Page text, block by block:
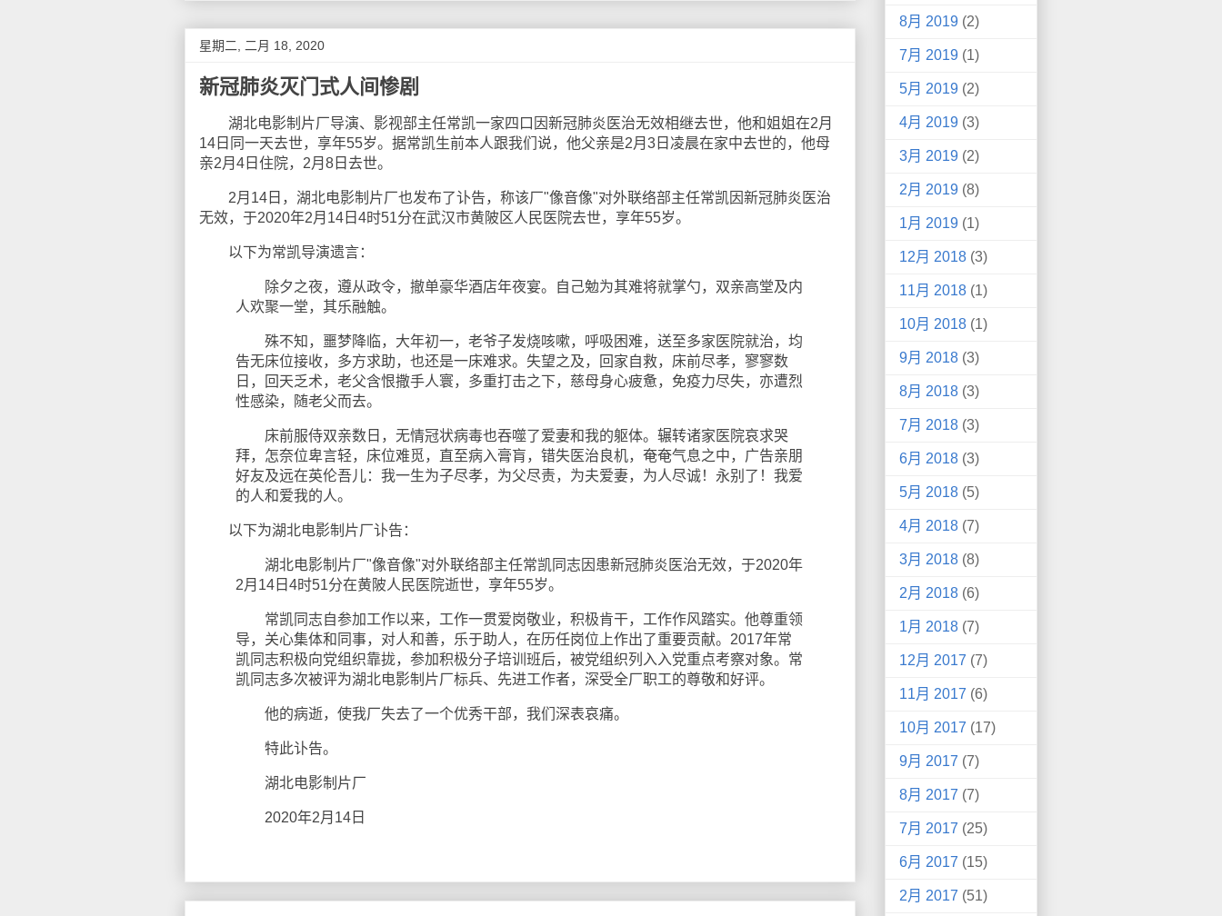
星期二, 二月 18, 2020
新冠肺炎灭门式人间惨剧
湖北电影制片厂导演、影视部主任常凯一家四口因新冠肺炎医治无效相继去世，他和姐姐在2月
14日同一天去世，享年55岁。据常凯生前本人跟我们说，他父亲是2月3日凌晨在家中去世的，他母
亲2月4日住院，2月8日去世。
2月14日，湖北电影制片厂也发布了讣告，称该厂"像音像"对外联络部主任常凯因新冠肺炎医治
无效，于2020年2月14日4时51分在武汉市黄陂区人民医院去世，享年55岁。
以下为常凯导演遗言：
除夕之夜，遵从政令，撤单豪华酒店年夜宴。自己勉为其难将就掌勺，双亲高堂及内
人欢聚一堂，其乐融触。
殊不知，噩梦降临，大年初一，老爷子发烧咳嗽，呼吸困难，送至多家医院就治，均
告无床位接收，多方求助，也还是一床难求。失望之及，回家自救，床前尽孝，寥寥数
日，回天乏术，老父含恨撒手人寰，多重打击之下，慈母身心疲惫，免疫力尽失，亦遭烈
性感染，随老父而去。
床前服侍双亲数日，无情冠状病毒也吞噬了爱妻和我的躯体。辗转诸家医院哀求哭
拜，怎奈位卑言轻，床位难觅，直至病入膏肓，错失医治良机，奄奄气息之中，广告亲朋
好友及远在英伦吾儿：我一生为子尽孝，为父尽责，为夫爱妻，为人尽诚！永别了！我爱
的人和爱我的人。
以下为湖北电影制片厂讣告：
湖北电影制片厂"像音像"对外联络部主任常凯同志因患新冠肺炎医治无效，于2020年
2月14日4时51分在黄陂人民医院逝世，享年55岁。
常凯同志自参加工作以来，工作一贯爱岗敬业，积极肯干，工作作风踏实。他尊重领
导，关心集体和同事，对人和善，乐于助人，在历任岗位上作出了重要贡献。2017年常
凯同志积极向党组织靠拢，参加积极分子培训班后，被党组织列入入党重点考察对象。常
凯同志多次被评为湖北电影制片厂标兵、先进工作者，深受全厂职工的尊敬和好评。
他的病逝，使我厂失去了一个优秀干部，我们深表哀痛。
特此讣告。
湖北电影制片厂
2020年2月14日
8月 2019 (2)
7月 2019 (1)
5月 2019 (2)
4月 2019 (3)
3月 2019 (2)
2月 2019 (8)
1月 2019 (1)
12月 2018 (3)
11月 2018 (1)
10月 2018 (1)
9月 2018 (3)
8月 2018 (3)
7月 2018 (3)
6月 2018 (3)
5月 2018 (5)
4月 2018 (7)
3月 2018 (8)
2月 2018 (6)
1月 2018 (7)
12月 2017 (7)
11月 2017 (6)
10月 2017 (17)
9月 2017 (7)
8月 2017 (7)
7月 2017 (25)
6月 2017 (15)
2月 2017 (51)